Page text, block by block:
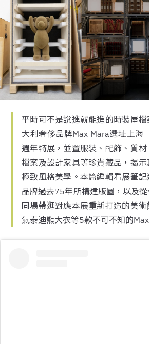
平時可不是說進就能進的時裝屋
大利奢侈品牌Max Mara選址上海
週年特展，並置服裝、配飾、質
檔案及設計家具等珍貴藏品，揭
極致風格美學。本篇編輯看展筆
品牌過去75年所構建版圖，以及
同場帶逛對應本展重新打造的美
氣泰迪熊大衣等5款不可不知的